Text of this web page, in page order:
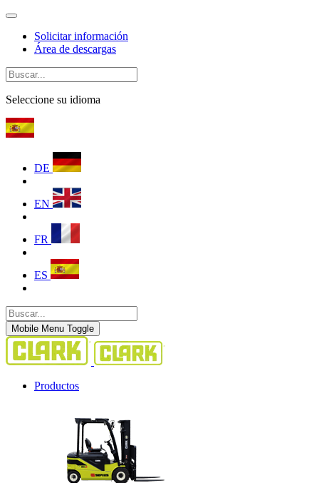
Solicitar información
Área de descargas
Seleccione su idioma
DE
EN
FR
ES
Mobile Menu Toggle
Productos